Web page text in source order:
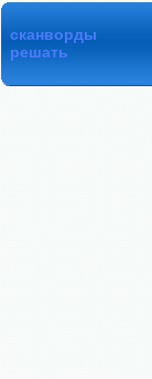
сканворды
решать